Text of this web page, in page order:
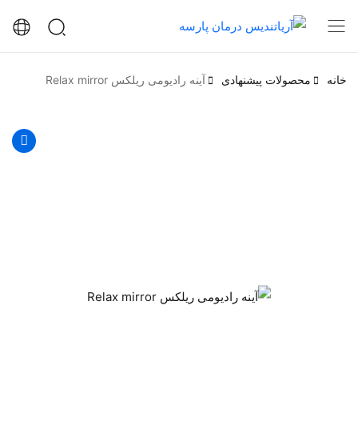
خانه محصولات پیشنهادی آینه رادیومی ریلکس Relax mirror